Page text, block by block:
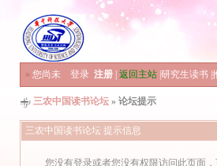
» 您尚未 登录 注册 返回主站 研究生读书
三农中国读书论坛 » 论坛提示
三农中国读书论坛 提示信息
您没有登录或者您没有权限访问此页面